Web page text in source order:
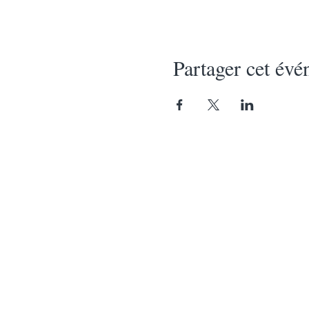
Partager cet